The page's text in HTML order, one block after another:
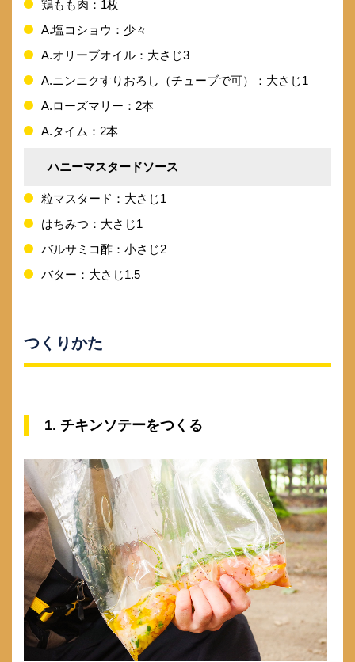
鶏もも肉：1枚
A.塩コショウ：少々
A.オリーブオイル：大さじ3
A.ニンニクすりおろし（チューブで可）：大さじ1
A.ローズマリー：2本
A.タイム：2本
ハニーマスタードソース
粒マスタード：大さじ1
はちみつ：大さじ1
バルサミコ酢：小さじ2
バター：大さじ1.5
つくりかた
1. チキンソテーをつくる